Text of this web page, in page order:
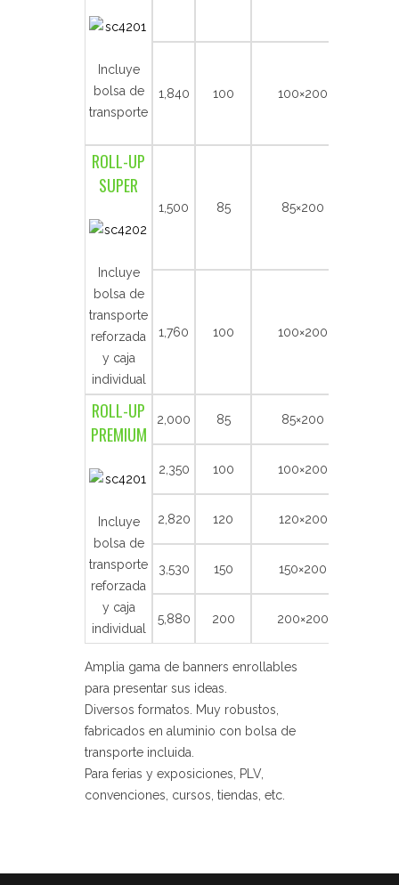
Incluye
bolsa de
transporte
1,840 100 100×200
ROLL-UP
SUPER
Incluye
bolsa de
transporte
reforzada
y caja
individual
1,500 85 85×200
1,760 100 100×200
ROLL-UP
PREMIUM
Incluye
bolsa de
transporte
reforzada
y caja
individual
2,000 85 85×200
2,350 100 100×200
2,820 120 120×200
3,530 150 150×200
5,880 200 200×200
Amplia gama de banners enrollables
para presentar sus ideas.
Diversos formatos. Muy robustos,
fabricados en aluminio con bolsa de
transporte incluida.
Para ferias y exposiciones, PLV,
convenciones, cursos, tiendas, etc.